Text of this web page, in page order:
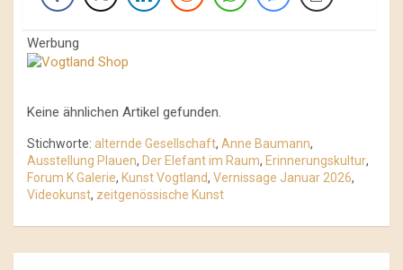
Werbung
Keine ähnlichen Artikel gefunden.
Stichworte: alternde Gesellschaft, Anne Baumann,
Ausstellung Plauen, Der Elefant im Raum, Erinnerungskultur,
Forum K Galerie, Kunst Vogtland, Vernissage Januar 2026,
Videokunst, zeitgenössische Kunst